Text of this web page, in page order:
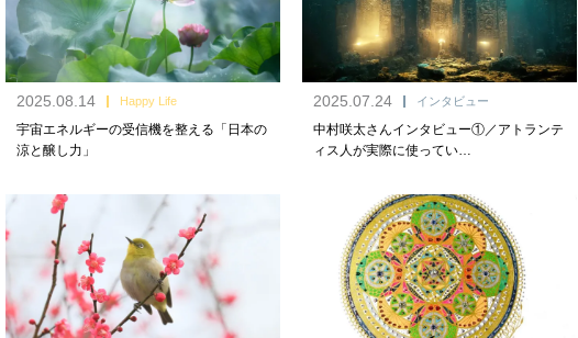
2025.08.14 Happy Life
宇宙エネルギーの受信機を整える「日本の
涼と醸し力」
2025.07.24 インタビュー
中村咲太さんインタビュー①／アトランテ
ィス人が実際に使ってい…